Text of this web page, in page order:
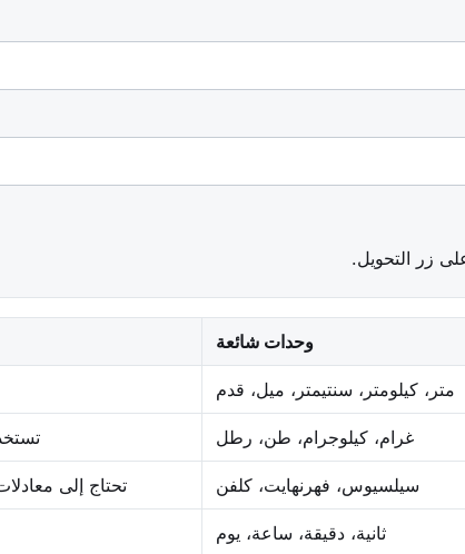
زر التحويل.
وحدات شائعة
متر، كيلومتر، سنتيمتر، ميل، قدم
غرام، كيلوجرام، طن، رطل
سيلسيوس، فهرنهايت، كلفن تحتاج إلى
ثانية، دقيقة، ساعة، يوم